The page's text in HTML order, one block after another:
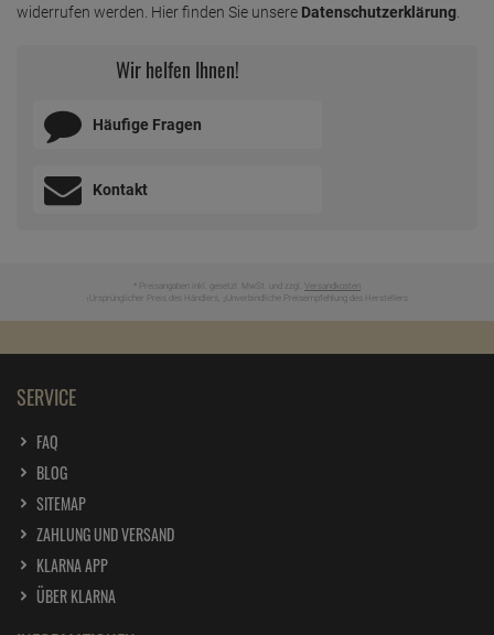
widerrufen werden. Hier finden Sie unsere Datenschutzerklärung
Wir helfen Ihnen!
Häufige Fragen
Kontakt
* Preisangaben inkl. gesetzl. MwSt. und zzgl. Versandkosten
Ursprünglicher Preis des Händlers, Unverbindliche Preisempfehlung des Herstellers
SERVICE
FAQ
BLOG
SITEMAP
ZAHLUNG UND VERSAND
KLARNA APP
ÜBER KLARNA